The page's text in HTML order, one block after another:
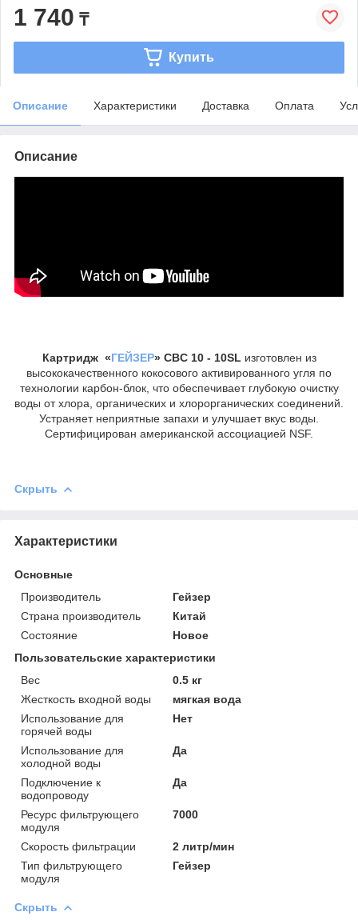
1 740 ₸
Купить
Описание Характеристики Доставка Оплата
Описание
Картридж «ГЕЙЗЕР» CBC 10 - 10SL изготовлен из
высококачественного кокосового активированного угля по
технологии карбон-блок, что обеспечивает глубокую очистку
воды от хлора, органических и хлорорганических соединений.
Устраняет неприятные запахи и улучшает вкус воды.
Сертифицирован американской ассоциацией NSF.
Скрыть
Характеристики
Основные
Производитель
Гейзер
Страна производитель
Китай
Состояние
Новое
Пользовательские характеристики
Вес
0.5 кг
Жесткость входной воды
мягкая вода
Использование для
горячей воды
Нет
Использование для
холодной воды
Да
Подключение к
водопроводу
Да
Ресурс фильтрующего
модуля
7000
Скорость фильтрации
2 литр/мин
Тип фильтрующего
модуля
Гейзер
Скрыть